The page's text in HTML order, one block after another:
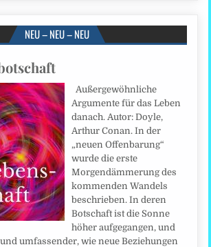
NEU – NEU – NEU
Außergewöhnliche
Argumente für das Leben
danach. Autor: Doyle,
Arthur Conan. In der
„neuen Offenbarung“
wurde die erste
Morgendämmerung des
kommenden Wandels
beschrieben. In deren
Botschaft ist die Sonne
höher aufgegangen, und
umfassender, wie neue Beziehungen